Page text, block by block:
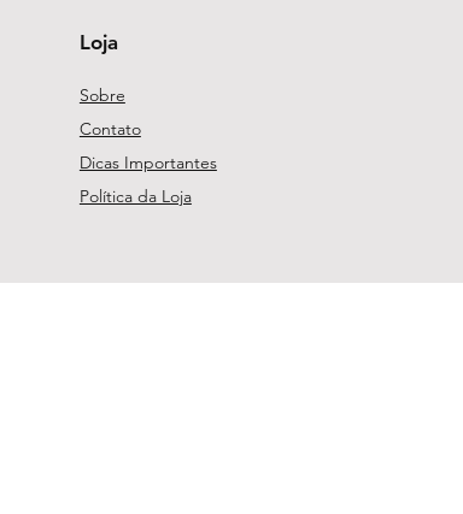
Loja
Sobre
Contato
Dicas Importantes
Política da Loja